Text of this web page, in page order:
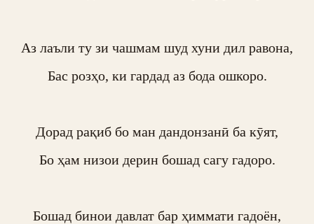
Аз лаъли ту зи чашмам шуд хуни дил равона,
Бас розҳо, ки гардад аз бода ошкоро.
Дорад рақиб бо ман дандонзанӣ ба кӯят,
Бо ҳам низои дерин бошад сагу гадоро.
Бошад бинои давлат бар ҳиммати гадоён,